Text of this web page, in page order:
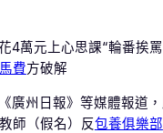
4萬元上心思課“輪番挨
費方破解
廣州日報》等媒體報道
師（假名）反包養俱樂部